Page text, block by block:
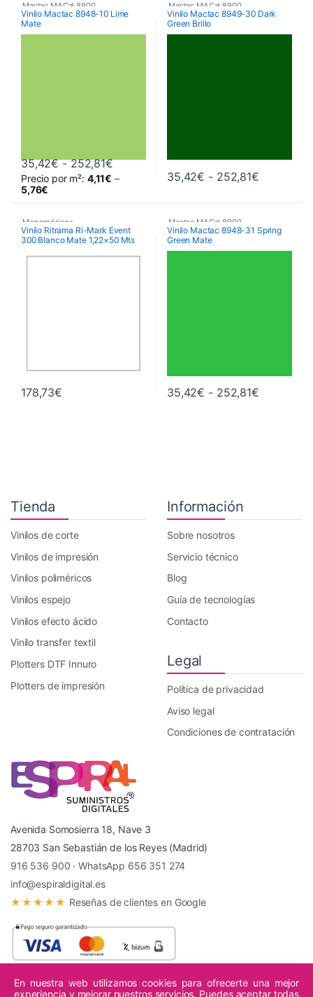
Mactac MACal 8900
Monoméricos
Vinilo Mactac 8948-10 Lime
Mate
35,42€ - 252,81€Rango de precios: desde 35,42€
Precio por m²: 4,11€ –
5,76€
Este producto tiene múltiples variantes. Las opciones se
Mactac MACal 8900
Monoméricos
Vinilo Mactac 8949-30 Dark
Green Brillo
35,42€ - 252,81€Rango de
Este producto tiene múltiples
Monoméricos
RITRAMA Ri-Mark M300 Event
Vinilo Ritrama Ri-Mark Event
300 Blanco Mate 1,22×50 Mts
178,73€
Mactac MACal 8900
Monoméricos
Vinilo Mactac 8948-31 Spring
Green Mate
35,42€ - 252,81€Rango de
Este producto tiene múltiples
Tienda
Vinilos de corte
Vinilos de impresión
Vinilos poliméricos
Vinilos espejo
Vinilos efecto ácido
Vinilo transfer textil
Plotters DTF Innuro
Plotters de impresión
Información
Sobre nosotros
Servicio técnico
Blog
Guía de tecnologías
Contacto
Legal
Política de privacidad
Aviso legal
Condiciones de contratación
Avenida Somosierra 18, Nave 3
28703 San Sebastián de los Reyes (Madrid)
916 536 900 ·WhatsApp 656 351 274
info@espiraldigital.es
★★★★★ Reseñas de clientes en Google
En nuestra web utilizamos cookies para ofrecerte una mejor
experiencia y mejorar nuestros servicios. Puedes aceptar todas